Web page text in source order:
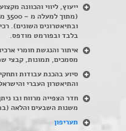
ייעוץ, ליווי והכוונה
ובתיאטרונים השונים).
בלבד ובפורמט מודפס.
איתור והנגשת חומרי
מסמכים, תמונות, קבצי
סיוע בהכנת עבודות
והתיאטרון העברי
משנות השבעים והלאה
תעריפון